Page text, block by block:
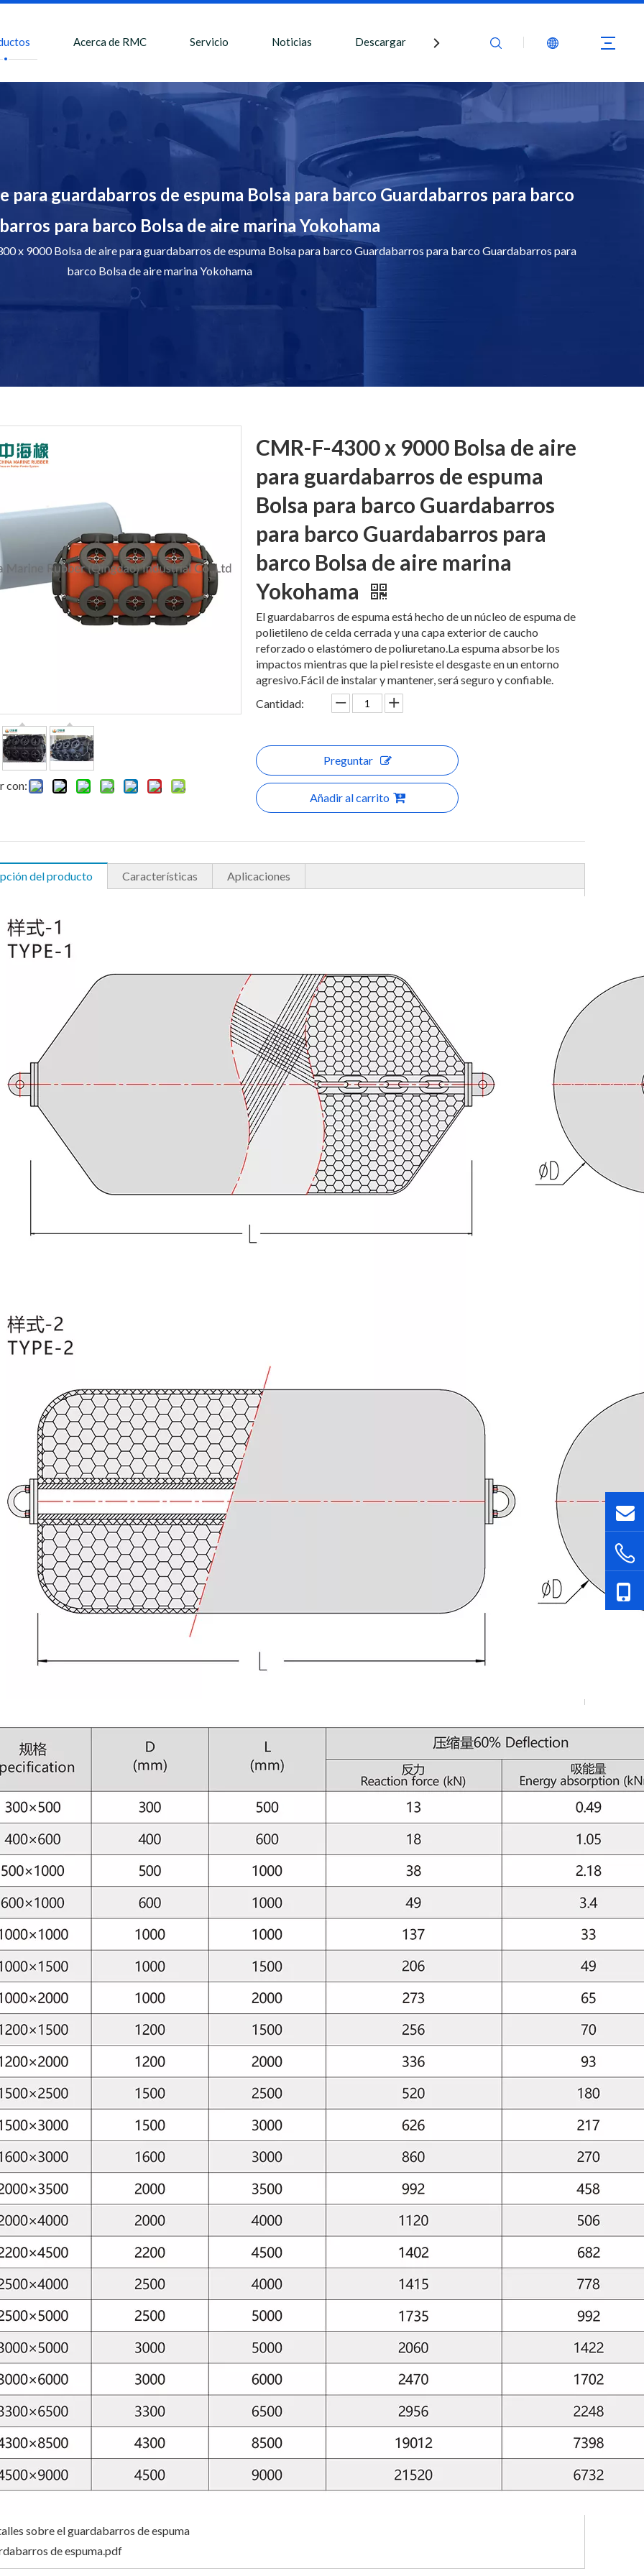
Acerca de RMC Servicio Noticias Descargar Contáctenos
para guardabarros de espuma Bolsa para barco Guardabarros para barco
para barco Bolsa de aire marina Yokohama
x 9000 Bolsa de aire para guardabarros de espuma Bolsa para barco Guardabarros para barco Guardabarros para
barco Bolsa de aire marina Yokohama
con:
CMR-F-4300 x 9000 Bolsa de aire
para guardabarros de espuma
Bolsa para barco Guardabarros
para barco Guardabarros para
barco Bolsa de aire marina
Yokohama
El guardabarros de espuma está hecho de un núcleo de espuma de
polietileno de celda cerrada y una capa exterior de caucho
reforzado o elastómero de poliuretano.La espuma absorbe los
impactos mientras que la piel resiste el desgaste en un entorno
agresivo.Fácil de instalar y mantener, será seguro y confiable.
Cantidad:
Preguntar
Añadir al carrito
del producto Características Aplicaciones
sobre el guardabarros de espuma
de espuma.pdf